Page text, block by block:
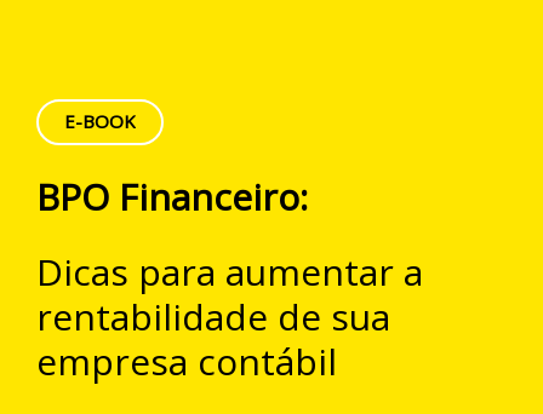
E-BOOK
BPO Financeiro:
Dicas para aumentar a
rentabilidade de sua
empresa contábil